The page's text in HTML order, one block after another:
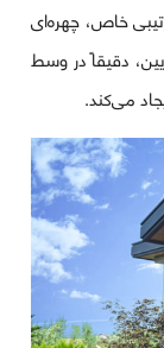
خاص، چهره‌ای
دقیقاً در وسط
می‌کند.